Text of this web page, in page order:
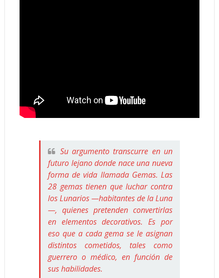
Su argumento transcurre en un
futuro lejano donde nace una nueva
forma de vida llamada Gemas. Las
28 gemas tienen que luchar contra
los Lunarios —habitantes de la Luna
—, quienes pretenden convertirlas
en elementos decorativos. Es por
eso que a cada gema se le asignan
distintos cometidos, tales como
guerrero o médico, en función de
sus habilidades.